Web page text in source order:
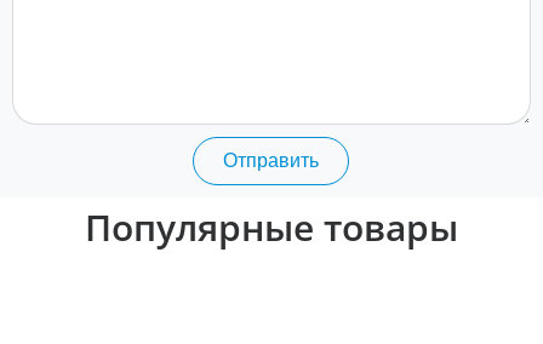
Отправить
Популярные товары